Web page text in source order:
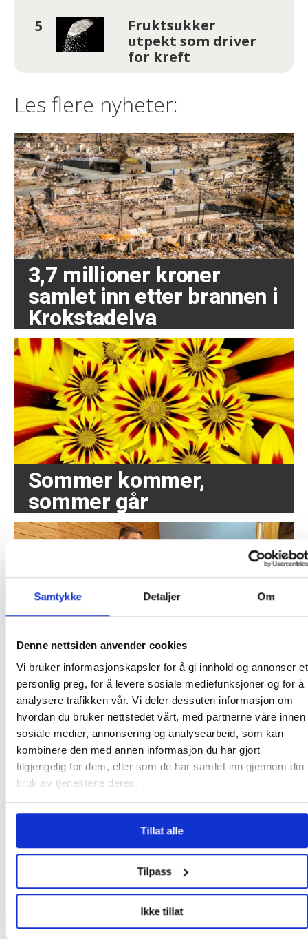
Samtykke Detaljer Om
Denne nettsiden anvender cookies
Vi bruker informasjonskapsler for å gi innhold og annonser et
personlig preg, for å levere sosiale mediefunksjoner og for å
analysere trafikken vår. Vi deler dessuten informasjon om
hvordan du bruker nettstedet vårt, med partnerne våre innen
sosiale medier, annonsering og analysearbeid, som kan
kombinere den med annen informasjon du har gjort
tilgjengelig for dem, eller som de har samlet inn gjennom din
bruk av tjenestene deres.
Tillat alle
Tilpass
Ikke tillat
Fruktsukker
utpekt som driver
for kreft
Les flere nyheter:
3,7 millioner kroner
samlet inn etter brannen i
Krokstadelva
Sommer kommer,
sommer går
Tidligere forbundsleder
hedret av AUF med eget
Utøya-rom
voldshendelser på jobb
varslet til Arbeidstilsynet